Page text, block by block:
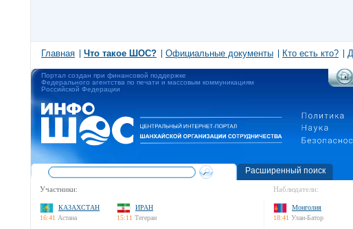
Главная Что такое ШОС? Официальные документы Кто есть кто?
Портал создан при финансовой поддержке
Федерального агентства по печати и массовым коммуникациям
Российской Федерации
Расширенный поиск
Участники:
КАЗАХСТАН
16:41 Астана
ИРАН
15:11 Тегеран
Наблюдатели:
Монголия
18:41 Улан-Батор